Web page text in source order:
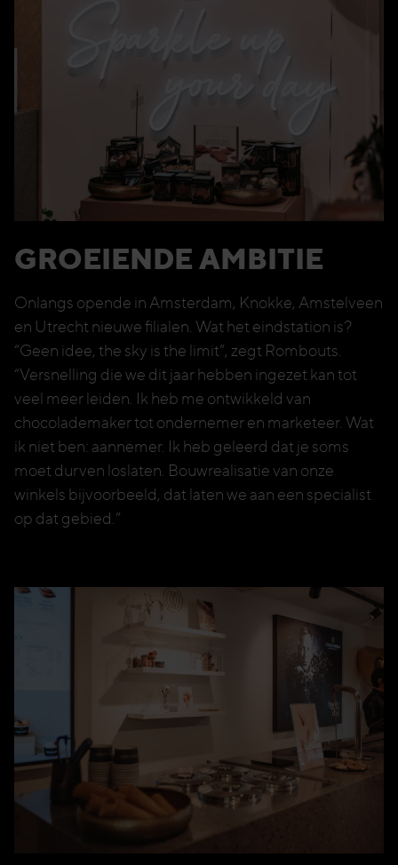
GROEIENDE AMBITIE
Onlangs opende in Amsterdam, Knokke, Amstelveen
en Utrecht nieuwe filialen. Wat het eindstation is?
“Geen idee, the sky is the limit”, zegt Rombouts.
“Versnelling die we dit jaar hebben ingezet kan tot
veel meer leiden. Ik heb me ontwikkeld van
chocolademaker tot ondernemer en marketeer. Wat
ik niet ben: aannemer. Ik heb geleerd dat je soms
moet durven loslaten. Bouwrealisatie van onze
winkels bijvoorbeeld, dat laten we aan een specialist
op dat gebied.”